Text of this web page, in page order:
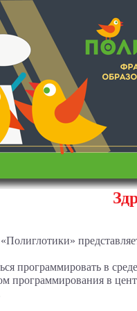
программировать в
программирования в